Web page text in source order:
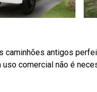
antigos
comercial não é